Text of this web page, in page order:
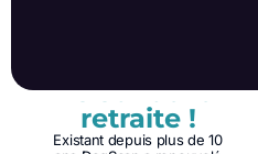
Ils sont à la
retraite !
Existant depuis plus de 10